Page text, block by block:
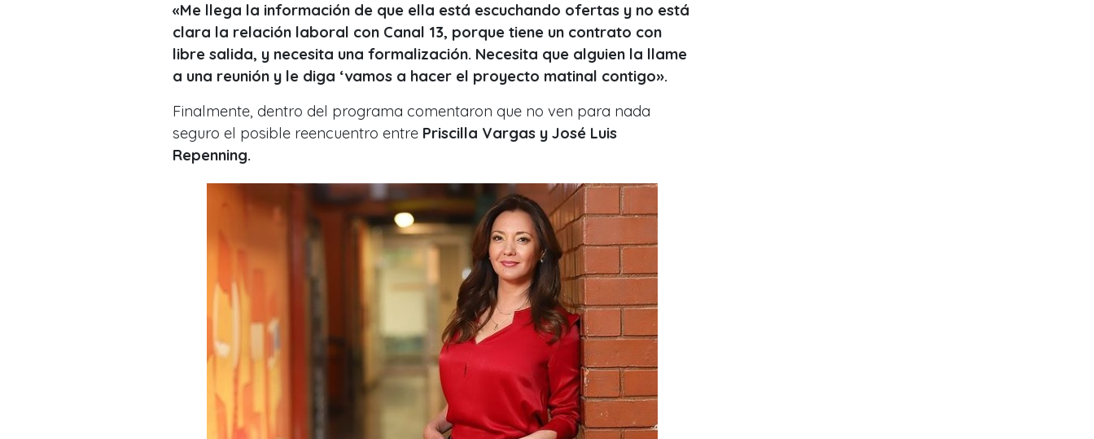
«Me llega la información de que ella está escuchando ofertas y no está
clara la relación laboral con Canal 13, porque tiene un contrato con
libre salida, y necesita una formalización. Necesita que alguien la llame
a una reunión y le diga ‘vamos a hacer el proyecto matinal contigo».
Finalmente, dentro del programa comentaron que no ven para nada
seguro el posible reencuentro entre Priscilla Vargas y José Luis
Repenning.